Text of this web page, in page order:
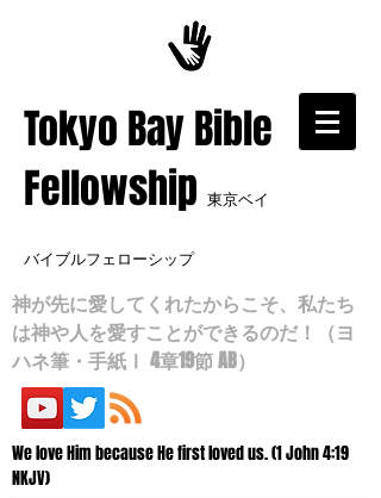
​Tokyo Bay Bible
Fellowship 東京ベイ
バイブルフェローシップ
神が先に愛してくれたからこそ、私たち
は神や人を愛すことができるのだ！（ヨ
ハネ筆・手紙Ⅰ 4章19節 AB）
We love Him because He first loved us. (1 John 4:19
NKJV)